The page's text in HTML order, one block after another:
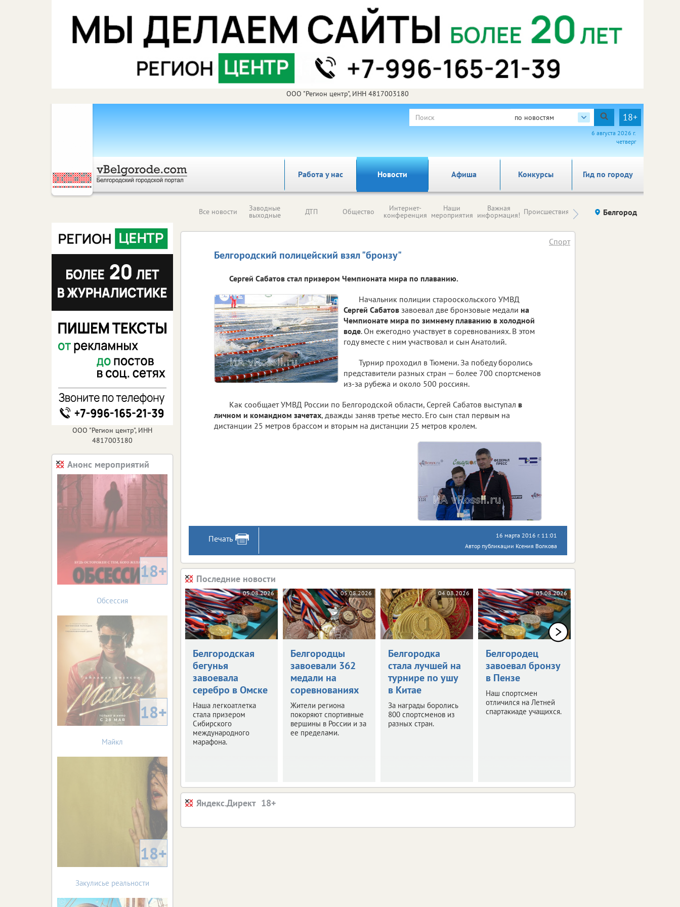
ООО "Регион центр", ИНН 4817003180
по новостям 18+
6 августа 2026 г.
четверг
Работа у нас Новости Афиша Гид по городу
Конкурсы
Все новости Заводные
выходные ДТП Общество Интернет-
конференция
Наши
мероприятия
Важная
информация! Происшествия Здоровье компаний (на
правах
Белгород
Белгородский полицейский взял "бронзу"
Спорт
Сергей Сабатов стал призером Чемпионата мира по плаванию.
Начальник полиции старооскольского УМВД
Сергей Сабатов завоевал две бронзовые медали на
Чемпионате мира по зимнему плаванию в холодной
воде. Он ежегодно участвует в соревнованиях. В этом
году вместе с ним участвовал и сын Анатолий.
Турнир проходил в Тюмени. За победу боролись
представители разных стран — более 700 спортсменов
из-за рубежа и около 500 россиян.
Как сообщает УМВД России по Белгородской области, Сергей Сабатов выступал в
личном и командном зачетах, дважды заняв третье место. Его сын стал первым на
дистанции 25 метров брассом и вторым на дистанции 25 метров кролем.
Печать
16 марта 2016 г. 11:01
Автор публикации Ксения Волкова
Последние новости
05.08.2026
Белгородская
бегунья
завоевала
серебро в Омске
Наша легкоатлетка
стала призером
Сибирского
международного
марафона.
05.08.2026
Белгородцы
завоевали 362
медали на
соревнованиях
Жители региона
покоряют спортивные
вершины в России и за
ее пределами.
04.08.2026
Белгородка
стала лучшей на
турнире по ушу
в Китае
За награды боролись
800 спортсменов из
разных стран.
03.08.2026
Белгородец
завоевал бронзу
в Пензе
Наш спортсмен
отличился на Летней
спартакиаде учащихся.
Яндекс.Директ
ООО "Регион центр", ИНН
4817003180
Анонс мероприятий
18+
Обсессия
18+
Майкл
18+
Закулисье реальности